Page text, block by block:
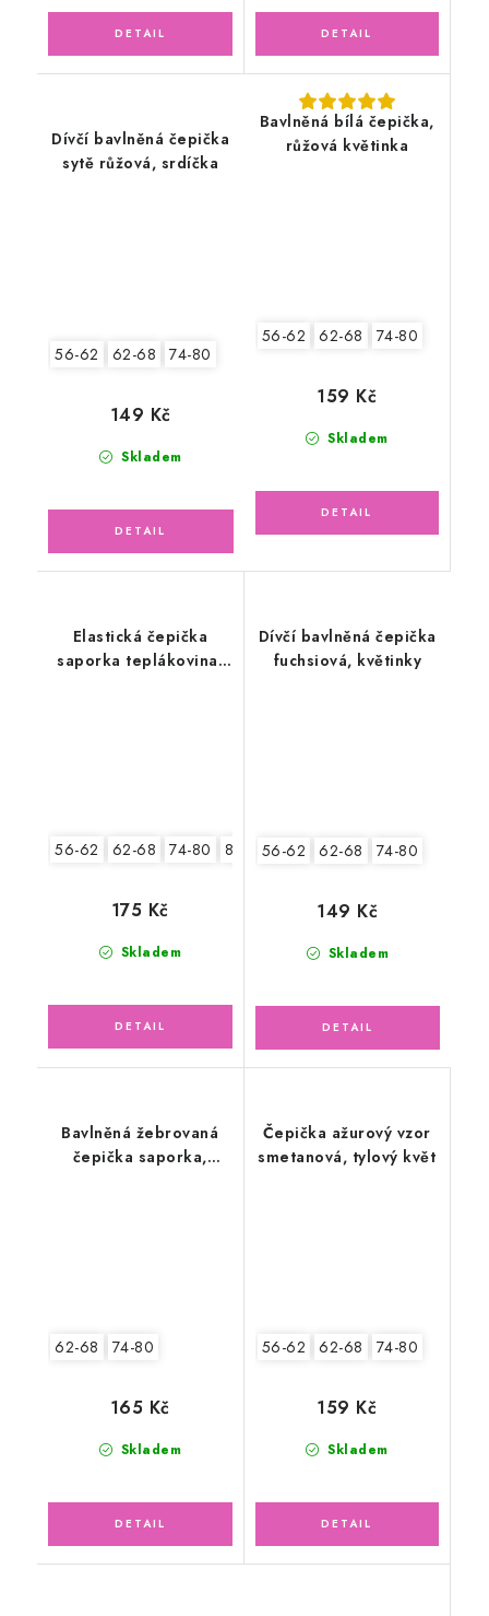
Dívčí bavlněná čepička
sytě růžová, srdíčka
56-62 62-68 74-80
Skladem
149 Kč
Bavlněná bílá čepička,
růžová květinka
56-62 62-68 74-80
Skladem
159 Kč
Elastická čepička
saporka teplákovina,
56-62 62-68 74-80 80-86
Skladem
175 Kč
Dívčí bavlněná čepička
fuchsiová, květinky
56-62 62-68 74-80
Skladem
149 Kč
Bavlněná žebrovaná
čepička saporka,
62-68 74-80
Skladem
165 Kč
Čepička ažurový vzor
smetanová, tylový květ
56-62 62-68 74-80
Skladem
159 Kč